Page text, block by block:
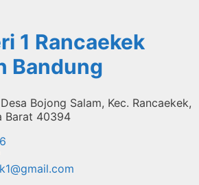
1 Rancaekek
Bandung
Bojong Salam, Kec. Rancaekek,
Barat 40394